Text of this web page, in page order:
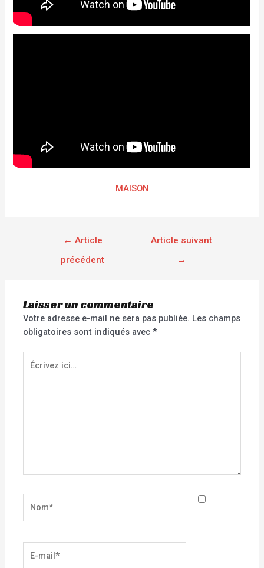
MAISON
← Article
précédent
Article suivant
→
Laisser un commentaire
Votre adresse e-mail ne sera pas publiée. Les champs
obligatoires sont indiqués avec*
Écrivez
ici…
mail*